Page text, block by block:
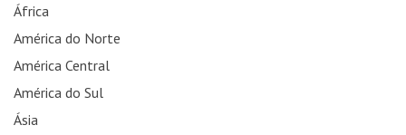
África
América do Norte
América Central
América do Sul
Ásia